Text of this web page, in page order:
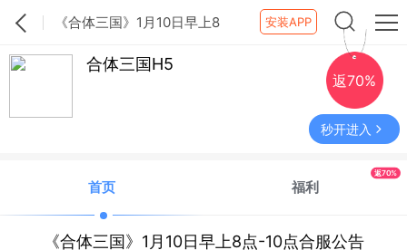
《合体三国》1月10日早上8
点-10点合服公告
安装APP
合体三国H5
返70%
秒开进入
首页 福利
返70%
《合体三国》1月10日早上8点-10点合服公告